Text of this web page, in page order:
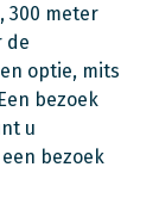
300 meter
de
optie, mits
bezoek
u
bezoek